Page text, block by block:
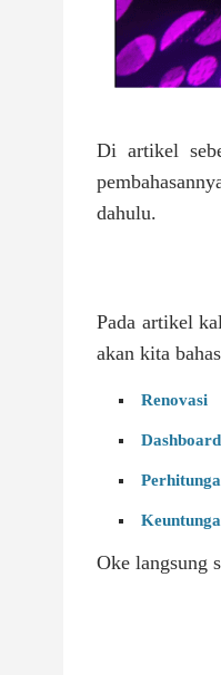
Di artikel
dahulu.
Pada artikel
akan kita
Renovasi
Oke langsung